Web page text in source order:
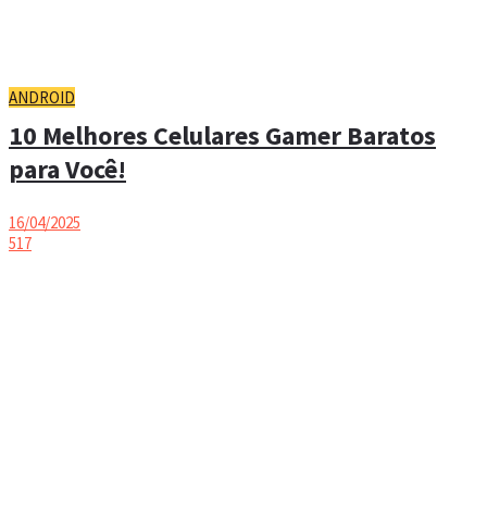
ANDROID
10 Melhores Celulares Gamer Baratos
para Você!
16/04/2025
517